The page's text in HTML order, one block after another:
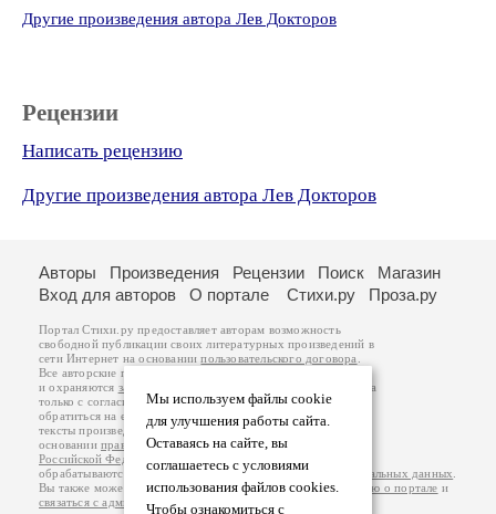
Другие произведения автора Лев Докторов
Рецензии
Написать рецензию
Другие произведения автора Лев Докторов
Мы используем файлы cookie
для улучшения работы сайта.
Оставаясь на сайте, вы
соглашаетесь с условиями
использования файлов cookies.
Чтобы ознакомиться с
Авторы Произведения Рецензии Поиск
Магазин
Вход для авторов
О портале Стихи.ру Проза.ру
Портал Стихи.ру предоставляет авторам возможность
свободной публикации своих литературных произведений в
сети Интернет на основаниипользовательского договора
Все авторские права на произведения принадлежат авторам
и охраняются законом
. Перепечатка произведений возможна
только с согласия его автора, к которому вы можете
обратиться на его авторской странице. Ответственность за
тексты произведений авторы несут самостоятельно на
основанииправил публикацииизаконодательства
Российской Федерации
обрабатываются на основанииПолитики обработки персональных данных
Вы также можете посмотреть более подробнуюинформацию о портале и
связаться с администрацией